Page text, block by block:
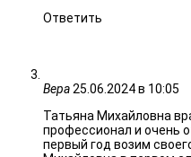
Ответить
Вера 25.06.2024 в 10:05
Татьяна Михайловна
профессионал и очень
первый год возим